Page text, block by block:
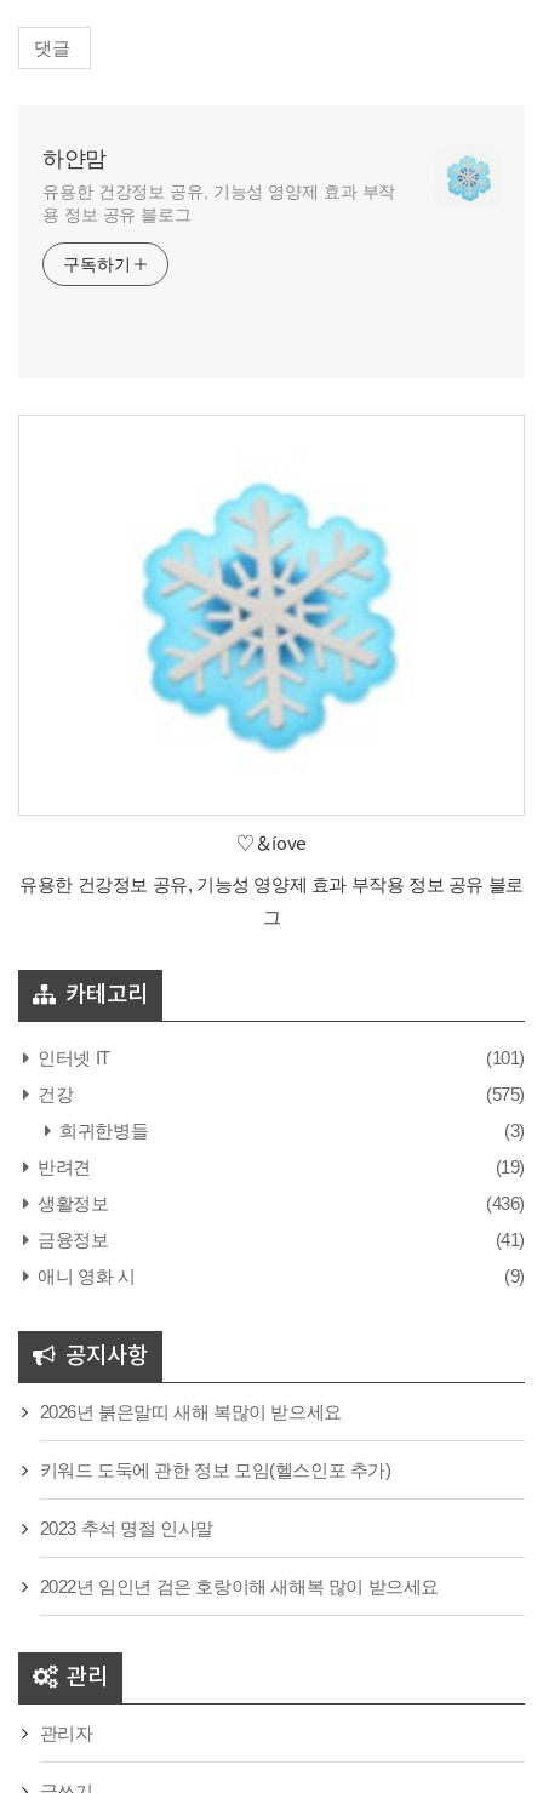
댓글
하얀맘
유용한 건강정보 공유, 기능성 영양제 효과 부작
용 정보 공유 블로그
구독하기
♡＆íove
유용한 건강정보 공유, 기능성 영양제 효과 부작용 정보 공유 블로
그
카테고리
인터넷 IT
(101)
건강
(575)
희귀한병들
(3)
반려견
(19)
생활정보
(436)
금융정보
(41)
애니 영화 시
(9)
공지사항
2026년 붉은말띠 새해 복많이 받으세요
키워드 도둑에 관한 정보 모임(헬스인포 추가)
2023 추석 명절 인사말
2022년 임인년 검은 호랑이해 새해복 많이 받으세요
관리
관리자